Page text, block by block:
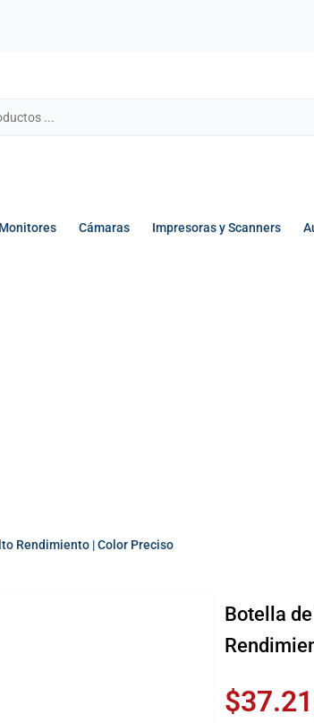
Monitores Cámaras Impresoras y Scanners
Rendimiento | Color Preciso
Botella
$